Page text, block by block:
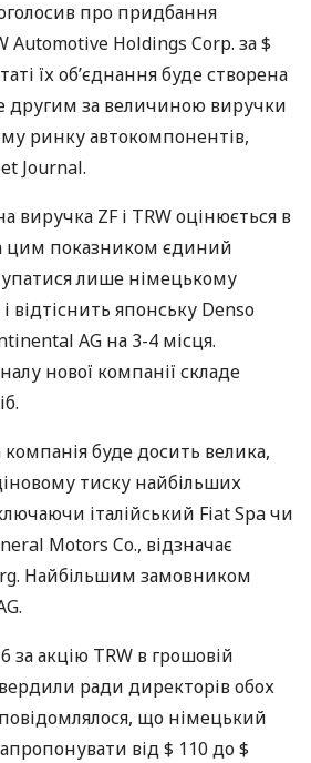
про придбання
Automotive Holdings Corp. за $
їх об’єднання буде створена
другим за величиною виручки
ринку автокомпонентів,
Journal.
виручка ZF і TRWоцінюється в
цим показником єдиний
лише німецькому
відтіснить японську Denso
AG на 3-4 місця.
нової компанії складе
компанія буде досить велика,
тиску найбільших
італійський Fiat Spa чи
Motors Co., відзначає
Найбільшим замовником
за акцію TRW в грошовій
ради директорів обох
що німецький
від $ 110 до $